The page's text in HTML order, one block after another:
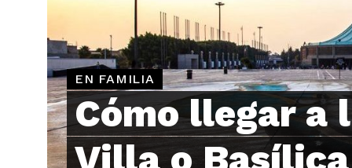
EN FAMILIA
Cómo llegar a